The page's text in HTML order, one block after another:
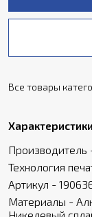
Все товары
Характеристики
Производитель
Технология
Артикул -
Материалы -